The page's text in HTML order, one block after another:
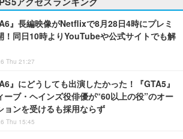
』長編映像がNetflixで8月28日4時にプレミ
！同日10時よりYouTubeや公式サイトでも解
Thu 21:27
』にどうしても出演したかった！『GTA5』
ーブ・ヘインズ役俳優が“60以上の役”のオー
ョンを受けるも採用ならず
Thu 15:45